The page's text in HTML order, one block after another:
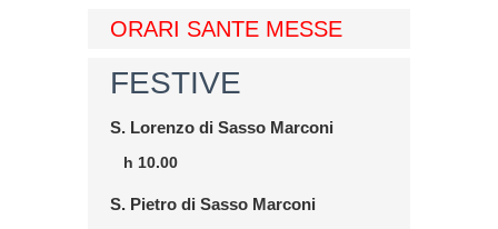
ORARI SANTE MESSE
FESTIVE
S. Lorenzo di Sasso Marconi
h 10.00
S. Pietro di Sasso Marconi